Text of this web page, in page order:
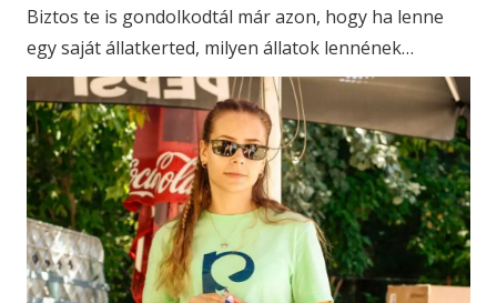
Biztos te is gondolkodtál már azon, hogy ha lenne
egy saját állatkerted, milyen állatok lennének…